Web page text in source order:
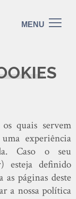
quais servem
experiência
Caso o seu
esteja definido
páginas deste
a nossa política